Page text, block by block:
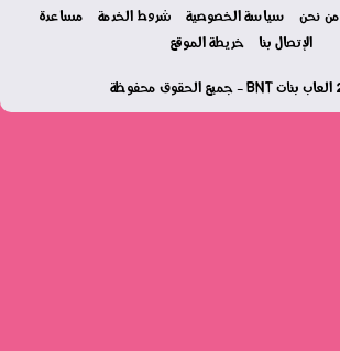
من نحن سياسة الخصوصية شروط الخدمة مساعدة
الإتصال بنا خريطة الموقع